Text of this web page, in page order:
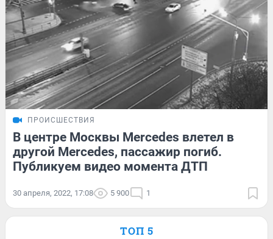
ПРОИСШЕСТВИЯ
В центре Москвы Mercedes влетел в
другой Mercedes, пассажир погиб.
Публикуем видео момента ДТП
30 апреля, 2022, 17:08 5 900 1
ТОП 5